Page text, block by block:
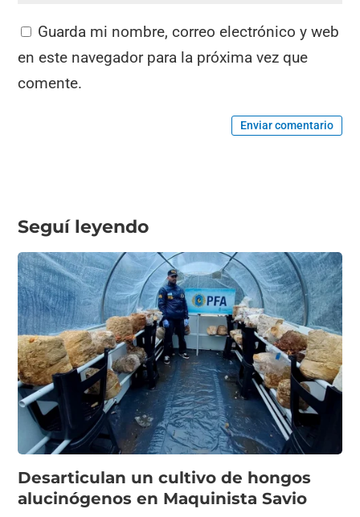
Guarda mi nombre, correo electrónico y web
en este navegador para la próxima vez que
comente.
Enviar comentario
Seguí leyendo
Desarticulan un cultivo de hongos
alucinógenos en Maquinista Savio